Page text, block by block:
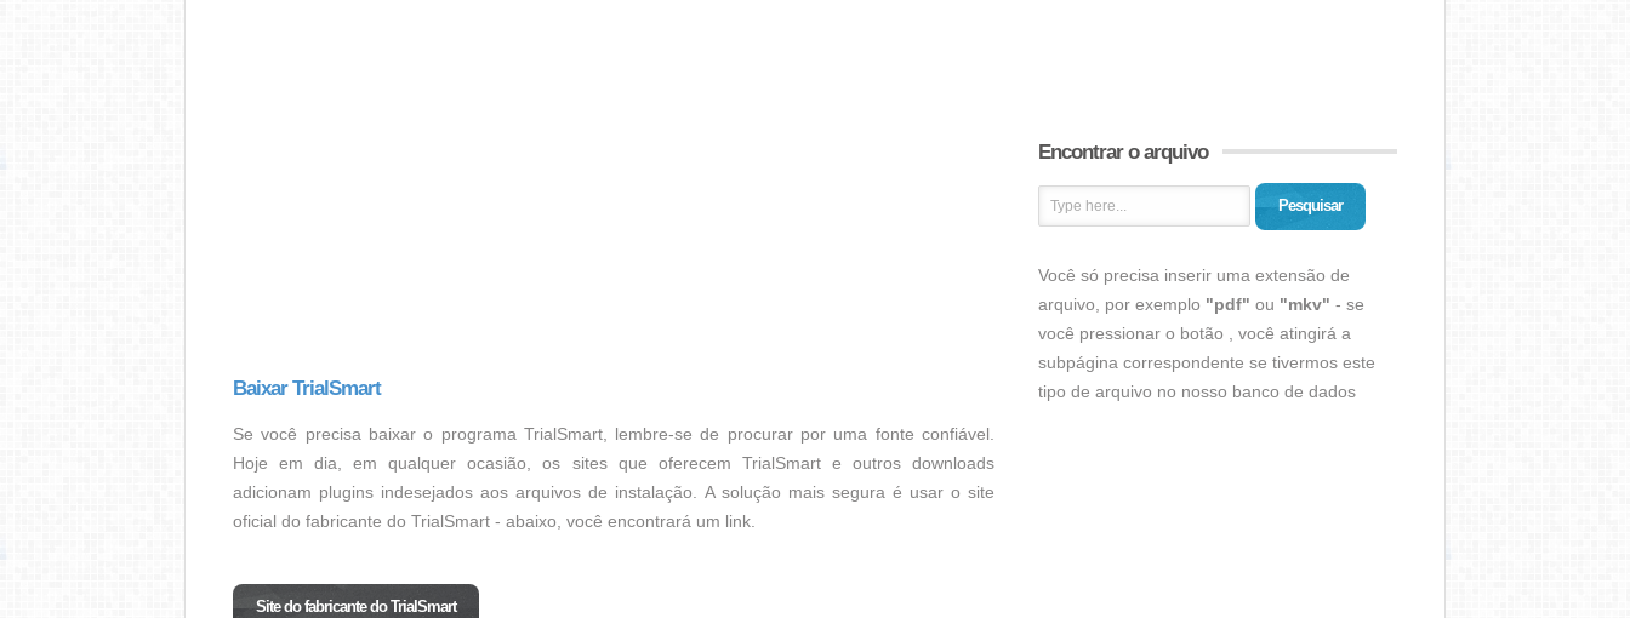
Baixar TrialSmart
Se você precisa baixar o programa TrialSmart, lembre-se de procurar por uma fonte confiável.
Hoje em dia, em qualquer ocasião, os sites que oferecem TrialSmart e outros downloads
adicionam plugins indesejados aos arquivos de instalação. A solução mais segura é usar o site
oficial do fabricante do TrialSmart - abaixo, você encontrará um link.
Site do fabricante do TrialSmart
Encontrar o arquivo
Pesquisar
Você só precisa inserir uma extensão de
arquivo, por exemplo "pdf" ou "mkv" - se
você pressionar o botão , você atingirá a
subpágina correspondente se tivermos este
tipo de arquivo no nosso banco de dados